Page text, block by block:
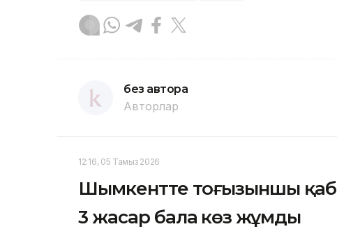
без автора
Авторлар
12:16, 05 Тамыз 2026
Шымкентте тоғызыншы
3 жасар бала көз жұмды